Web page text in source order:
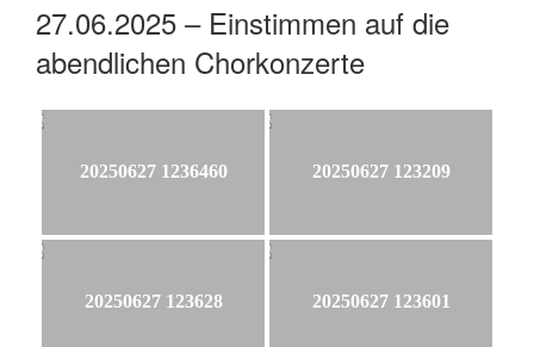
27.06.2025 – Einstimmen auf die
abendlichen Chorkonzerte
20250627 1236460 20250627 123209
20250627 123628 20250627 123601